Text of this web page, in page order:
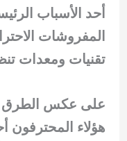
أحد الأسباب
المفروشات
تقنيات ومعدات
على عكس الطرق
هؤلاء المحترفون